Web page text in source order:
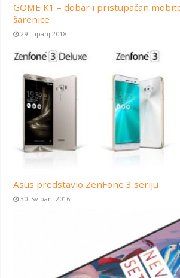
GOME K1 – dobar i pristupačan
šarenice
29. Lipanj 2018
Asus predstavio ZenFone 3 seriju
30. Svibanj 2016